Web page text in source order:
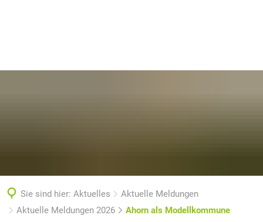
Sie sind hier: Aktuelles
Aktuelle Meldungen
Aktuelle Meldungen 2026
Ahorn als Modellkommune